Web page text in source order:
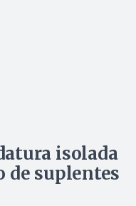
isolada
de suplentes